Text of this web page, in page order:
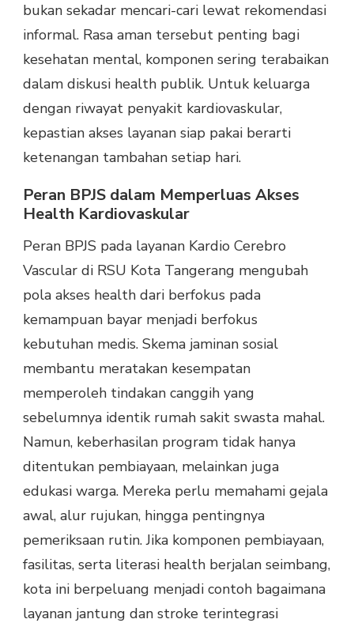
bukan sekadar mencari-cari lewat rekomendasi
informal. Rasa aman tersebut penting bagi
kesehatan mental, komponen sering terabaikan
dalam diskusi health publik. Untuk keluarga
dengan riwayat penyakit kardiovaskular,
kepastian akses layanan siap pakai berarti
ketenangan tambahan setiap hari.
Peran BPJS dalam Memperluas Akses
Health Kardiovaskular
Peran BPJS pada layanan Kardio Cerebro
Vascular di RSU Kota Tangerang mengubah
pola akses health dari berfokus pada
kemampuan bayar menjadi berfokus
kebutuhan medis. Skema jaminan sosial
membantu meratakan kesempatan
memperoleh tindakan canggih yang
sebelumnya identik rumah sakit swasta mahal.
Namun, keberhasilan program tidak hanya
ditentukan pembiayaan, melainkan juga
edukasi warga. Mereka perlu memahami gejala
awal, alur rujukan, hingga pentingnya
pemeriksaan rutin. Jika komponen pembiayaan,
fasilitas, serta literasi health berjalan seimbang,
kota ini berpeluang menjadi contoh bagaimana
layanan jantung dan stroke terintegrasi